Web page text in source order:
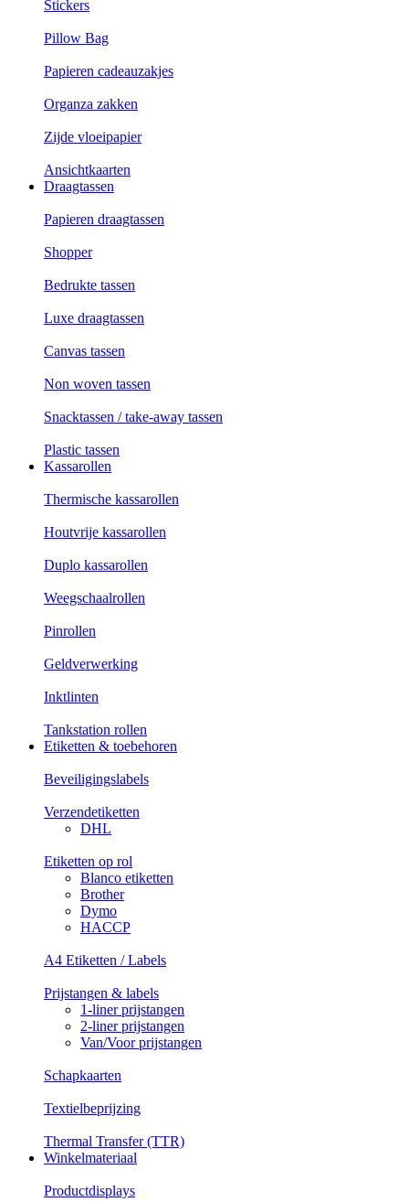
Stickers
Pillow Bag
Papieren cadeauzakjes
Organza zakken
Zijde vloeipapier
Ansichtkaarten
Draagtassen
Papieren draagtassen
Shopper
Bedrukte tassen
Luxe draagtassen
Canvas tassen
Non woven tassen
Snacktassen / take-away tassen
Plastic tassen
Kassarollen
Thermische kassarollen
Houtvrije kassarollen
Duplo kassarollen
Weegschaalrollen
Pinrollen
Geldverwerking
Inktlinten
Tankstation rollen
Etiketten & toebehoren
Beveiligingslabels
Verzendetiketten
DHL
Etiketten op rol
Blanco etiketten
Brother
Dymo
HACCP
A4 Etiketten / Labels
Prijstangen & labels
1-liner prijstangen
2-liner prijstangen
Van/Voor prijstangen
Schapkaarten
Textielbeprijzing
Thermal Transfer (TTR)
Winkelmateriaal
Productdisplays